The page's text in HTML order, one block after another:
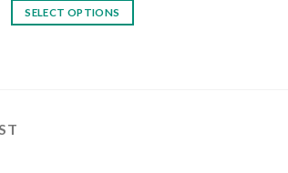
SELECT OPTIONS